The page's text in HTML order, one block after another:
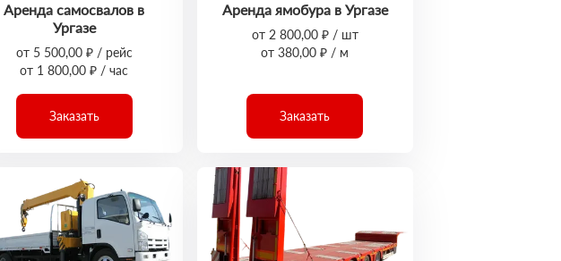
Аренда самосвалов в
Ургазе
от 5 500,00 ₽ / рейс
от 1 800,00 ₽ / час
Заказать
Аренда ямобура в Ургазе
от 2 800,00 ₽ / шт
от 380,00 ₽ / м
Заказать